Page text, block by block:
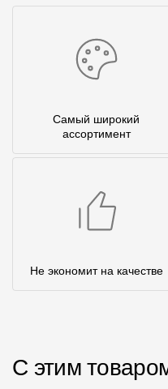
Самый широкий
ассортимент
Не экономит на качестве
С этим